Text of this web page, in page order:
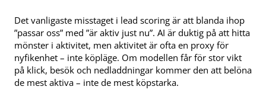
Det vanligaste misstaget i lead scoring är att blanda ihop
”passar oss” med ”är aktiv just nu”. AI är duktig på att hitta
mönster i aktivitet, men aktivitet är ofta en proxy för
nyfikenhet – inte köpläge. Om modellen får för stor vikt
på klick, besök och nedladdningar kommer den att belöna
de mest aktiva – inte de mest köpstarka.